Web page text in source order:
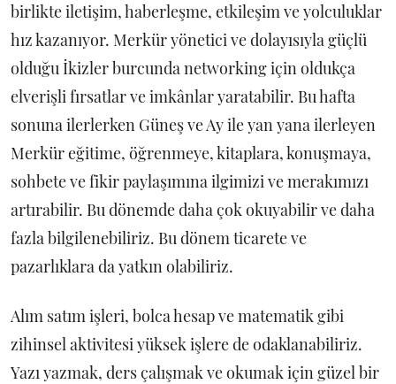
birlikte iletişim, haberleşme, etkileşim ve yolculuklar
hız kazanıyor. Merkür yönetici ve dolayısıyla güçlü
olduğu İkizler burcunda networking için oldukça
elverişli fırsatlar ve imkânlar yaratabilir. Bu hafta
sonuna ilerlerken Güneş ve Ay ile yan yana ilerleyen
Merkür eğitime, öğrenmeye, kitaplara, konuşmaya,
sohbete ve fikir paylaşımına ilgimizi ve merakımızı
artırabilir. Bu dönemde daha çok okuyabilir ve daha
fazla bilgilenebiliriz. Bu dönem ticarete ve
pazarlıklara da yatkın olabiliriz.
Alım satım işleri, bolca hesap ve matematik gibi
zihinsel aktivitesi yüksek işlere de odaklanabiliriz.
Yazı yazmak, ders çalışmak ve okumak için güzel bir